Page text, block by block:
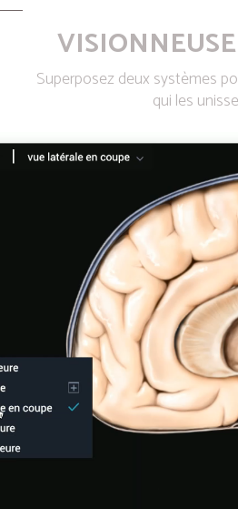
Superposez deux systèmes
qui les